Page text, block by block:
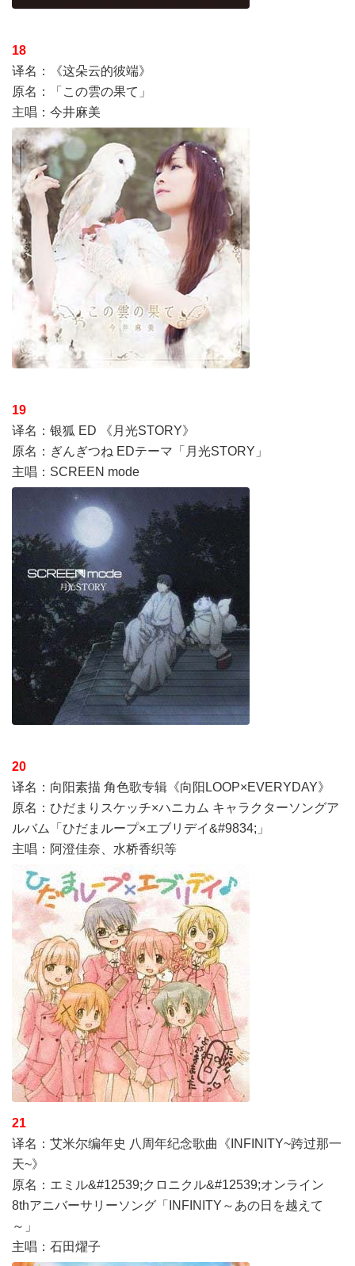
18
译名：《这朵云的彼端》
原名：「この雲の果て」
主唱：今井麻美
19
译名：银狐 ED 《月光STORY》
原名：ぎんぎつね EDテーマ「月光STORY」
主唱：SCREEN mode
20
译名：向阳素描 角色歌专辑《向阳LOOP×EVERYDAY》
原名：ひだまりスケッチ×ハニカム キャラクターソングア
ルバム「ひだまループ×エブリデイ&#9834;」
主唱：阿澄佳奈、水桥香织等
21
译名：艾米尔编年史 八周年纪念歌曲《INFINITY~跨过那一
天~》
原名：エミル&#12539;クロニクル&#12539;オンライン
8thアニバーサリーソング「INFINITY～あの日を越えて
～」
主唱：石田燿子